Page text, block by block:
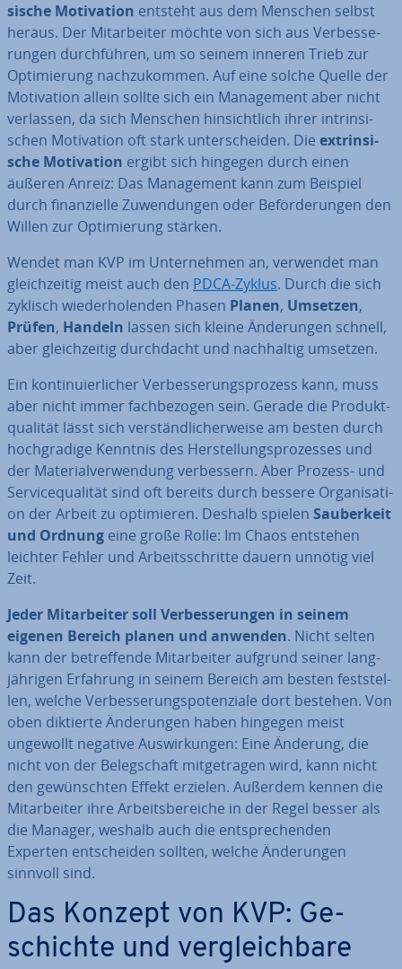
si­sche Mo­ti­va­ti­on entsteht aus dem Menschen selbst
heraus. Der Mit­ar­bei­ter möchte von sich aus Ver­bes­se­
run­gen durch­füh­ren, um so seinem inneren Trieb zur
Op­ti­mie­rung nach­zu­kom­men. Auf eine solche Quelle der
Mo­ti­va­ti­on allein sollte sich ein Ma­nage­ment aber nicht
verlassen, da sich Menschen hin­sicht­lich ihrer in­trin­si­
schen Mo­ti­va­ti­on oft stark un­ter­schei­den. Die ex­trin­si­
sche Mo­ti­va­ti­on ergibt sich hingegen durch einen
äußeren Anreiz: Das Ma­nage­ment kann zum Beispiel
durch fi­nan­zi­el­le Zu­wen­dun­gen oder Be­för­de­run­gen den
Willen zur Op­ti­mie­rung stärken.
Wendet man KVP im Un­ter­neh­men an, verwendet man
gleich­zei­tig meist auch den PDCA-Zyklus. Durch die sich
zyklisch wie­der­ho­len­den Phasen Planen, Umsetzen,
Prüfen, Handeln lassen sich kleine Än­de­run­gen schnell,
aber gleich­zei­tig durch­dacht und nach­hal­tig umsetzen.
Ein kon­ti­nu­ier­li­cher Ver­bes­se­rungs­pro­zess kann, muss
aber nicht immer fach­be­zo­gen sein. Gerade die Pro­dukt­
qua­li­tät lässt sich ver­ständ­li­cher­wei­se am besten durch
hoch­gra­di­ge Kenntnis des Her­stel­lungs­pro­zes­ses und
der Ma­te­ri­al­ver­wen­dung ver­bes­sern. Aber Prozess- und
Ser­vice­qua­li­tät sind oft bereits durch bessere Or­ga­ni­sa­ti­
on der Arbeit zu op­ti­mie­ren. Deshalb spielen Sau­ber­keit
und Ordnung eine große Rolle: Im Chaos entstehen
leichter Fehler und Ar­beits­schrit­te dauern unnötig viel
Zeit.
Jeder Mit­ar­bei­ter soll Ver­bes­se­run­gen in seinem
eigenen Bereich planen und anwenden. Nicht selten
kann der be­tref­fen­de Mit­ar­bei­ter aufgrund seiner lang­
jäh­ri­gen Erfahrung in seinem Bereich am besten fest­stel­
len, welche Ver­bes­se­rungs­po­ten­zia­le dort bestehen. Von
oben diktierte Än­de­run­gen haben hingegen meist
ungewollt negative Aus­wir­kun­gen: Eine Änderung, die
nicht von der Be­leg­schaft mit­ge­tra­gen wird, kann nicht
den ge­wünsch­ten Effekt erzielen. Außerdem kennen die
Mit­ar­bei­ter ihre Ar­beits­be­rei­che in der Regel besser als
die Manager, weshalb auch die ent­spre­chen­den
Experten ent­schei­den sollten, welche Än­de­run­gen
sinnvoll sind.
Das Konzept von KVP: Ge­
schich­te und ver­gleich­ba­re